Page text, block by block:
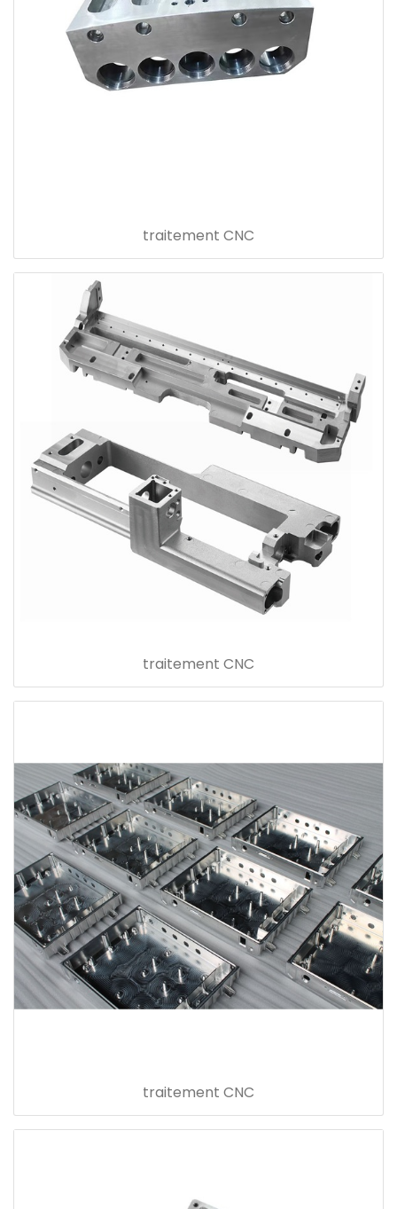
traitement CNC
traitement CNC
traitement CNC